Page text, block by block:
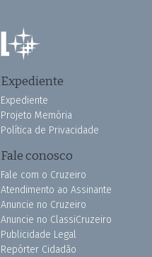
Expediente
Expediente
Projeto Memória
Política de Privacidade
Fale conosco
Fale com o Cruzeiro
Atendimento ao Assinante
Anuncie no Cruzeiro
Anuncie no ClassiCruzeiro
Publicidade Legal
Repórter Cidadão